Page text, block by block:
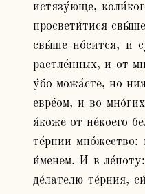
истязу́юще,
просвети́тися
свы́ше но́сится, и
растле́нных, и от
у́бо можа́сте, но
евре́ом, и во
я́коже от не́коего
те́рнии
и́менем. И в
де́лателю те́рния,